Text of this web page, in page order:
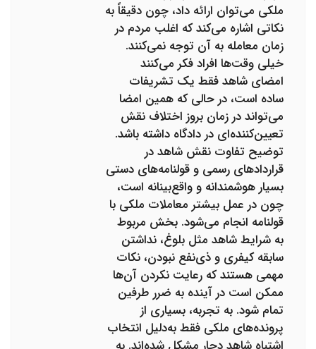
ملکی می‌توان ارائه داد، چون دقیقاً به
نکاتی اشاره می‌کند که اغلب مردم در
زمان معامله به آن توجه نمی‌کنند.
خیلی وقت‌ها افراد فکر می‌کنند
امضای شاهد فقط یک تشریفات
ساده است، در حالی که همین امضا
می‌تواند در زمان بروز اختلاف نقش
تعیین‌کننده‌ای در دادگاه داشته باشد.
توضیح تفاوت نقش شاهد در
قراردادهای رسمی و قولنامه‌های دستی
بسیار هوشمندانه و واقع‌بینانه است،
چون در عمل بیشتر معاملات ملکی با
قولنامه انجام می‌شود. بخش مربوط
به شرایط شاهد مثل بلوغ، نداشتن
سابقه کیفری و ذی‌نفع نبودن، نکات
مهمی هستند که رعایت نکردن آن‌ها
ممکن است در آینده به ضرر طرفین
تمام شود. به تجربه، بسیاری از
پرونده‌های ملکی فقط به‌دلیل انتخاب